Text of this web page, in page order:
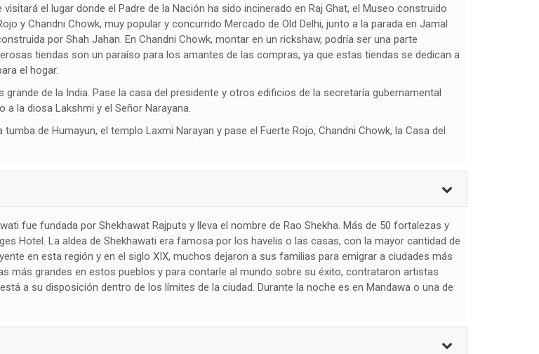
el lugar donde el Padre de la Nación ha sido incinerado en Raj Ghat, el Museo construido
y Chandni Chowk, muy popular y concurrido Mercado de Old Delhi, junto a la parada en Jamal
por Shah Jahan. En Chandni Chowk, montar en un rickshaw, podría ser una parte
tiendas son un paraíso para los amantes de las compras, ya que estas tiendas se dedican a
el hogar.
de la India. Pase la casa del presidente y otros edificios de la secretaría gubernamental
la diosa Lakshmi y el Señor Narayana.
tumba de Humayun, el templo Laxmi Narayan y pase el Fuerte Rojo, Chandni Chowk, la Casa del
fue fundada por Shekhawat Rajputs y lleva el nombre de Rao Shekha. Más de 50 fortalezas y
Hotel. La aldea de Shekhawati era famosa por los havelis o las casas, con la mayor cantidad de
en esta región y en el siglo XIX, muchos dejaron a sus familias para emigrar a ciudades más
más grandes en estos pueblos y para contarle al mundo sobre su éxito, contrataron artistas
a su disposición dentro de los límites de la ciudad. Durante la noche es en Mandawa o una de